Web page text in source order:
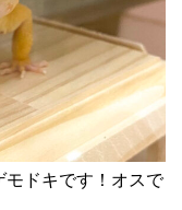
モドキです！オスで